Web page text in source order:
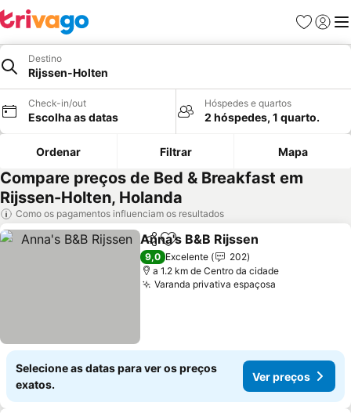
Favoritos
Iniciar
Destino
Rijssen-Holten
Check-in/out
Escolha as datas
Hóspedes e quartos
2 hóspedes, 1 quarto.
Ordenar Filtrar Mapa
Compare preços de Bed & Breakfast em
Rijssen-Holten, Holanda
Como os pagamentos influenciam os resultados
PartilharAdicionar aos favoritos
Anna's B&B Rijssen
9,0 Excelente
202
a 1.2 km de Centro da cidade
Varanda privativa espaçosa
Selecione as datas para ver os preços
exatos.
Ver preços